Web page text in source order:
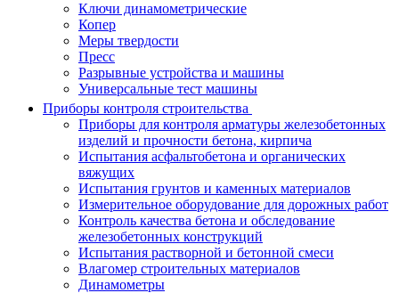
Ключи динамометрические
Копер
Меры твердости
Пресс
Разрывные устройства и машины
Универсальные тест машины
Приборы контроля строительства
Приборы для контроля арматуры железобетонных
изделий и прочности бетона, кирпича
Испытания асфальтобетона и органических
вяжущих
Испытания грунтов и каменных материалов
Измерительное оборудование для дорожных работ
Контроль качества бетона и обследование
железобетонных конструкций
Испытания растворной и бетонной смеси
Влагомер строительных материалов
Динамометры